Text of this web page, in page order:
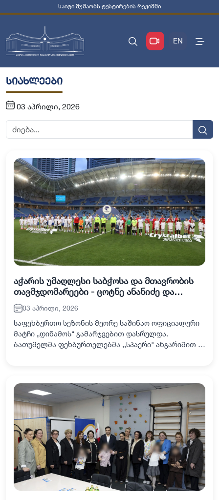
საიტი მუშაობს ტესტირების რეჟიმში
EN
სიახლეები
03 აპრილი, 2026
აჭარის უმაღლესი საბჭოსა და მთავრობის
თავმჯდომარეები - ცოტნე ანანიძე და
სულხან თამაზაშვილი, უმაღლესი საბჭოს
წევრებთან ერთად, საფეხბურთო კლუბ
„დინამო ბათუმის“ თამაშს დაესწრნენ
03 აპრილი, 2026
საფეხბურთო სეზონის მეორე საშინაო ოფიციალური
მატჩი „დინამოს“ გამარჯვებით დასრულდა.
ბათუმელმა ფეხბურთელებმა ,,სპაერი" ანგარიშით -